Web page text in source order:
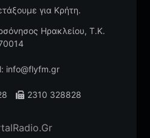
για Κρήτη.
Ηρακλείου, T.K.
info@flyfm.gr
2310 328828